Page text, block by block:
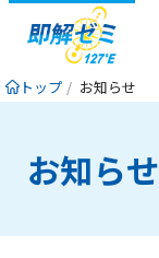
トップ お知らせ
お知らせ